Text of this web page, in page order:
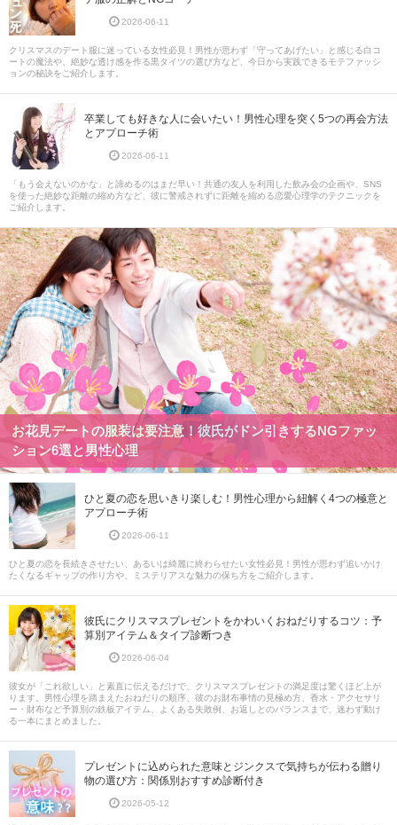
2026-06-11
クリスマスのデート服に迷っている女性必見！男性が思わず「守ってあげたい」と感じる白コ
ートの魔法や、絶妙な透け感を作る黒タイツの選び方など、今日から実践できるモテファッシ
ョンの秘訣をご紹介します。
卒業しても好きな人に会いたい！男性心理を突く5つの再会方法
とアプローチ術
2026-06-11
「もう会えないのかな」と諦めるのはまだ早い！共通の友人を利用した飲み会の企画や、SNS
を使った絶妙な距離の縮め方など、彼に警戒されずに距離を縮める恋愛心理学のテクニックを
ご紹介します。
お花見デートの服装は要注意！彼氏がドン引きするNGファッ
ション6選と男性心理
ひと夏の恋を思いきり楽しむ！男性心理から紐解く4つの極意と
アプローチ術
2026-06-11
ひと夏の恋を長続きさせたい、あるいは綺麗に終わらせたい女性必見！男性が思わず追いかけ
たくなるギャップの作り方や、ミステリアスな魅力の保ち方をご紹介します。
彼氏にクリスマスプレゼントをかわいくおねだりするコツ：予
算別アイテム＆タイプ診断つき
2026-06-04
彼女が「これ欲しい」と素直に伝えるだけで、クリスマスプレゼントの満足度は驚くほど上が
ります。男性心理を踏まえたおねだりの順序、彼のお財布事情の見極め方、香水・アクセサリ
ー・財布など予算別の鉄板アイテム、よくある失敗例、お返しとのバランスまで、迷わず動け
る一本にまとめました。
プレゼントに込められた意味とジンクスで気持ちが伝わる贈り
物の選び方：関係別おすすめ診断付き
2026-05-12